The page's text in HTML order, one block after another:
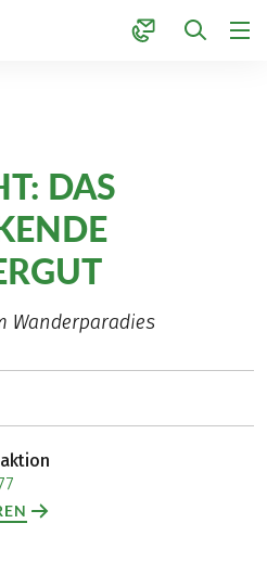
DAS
Wanderparadies